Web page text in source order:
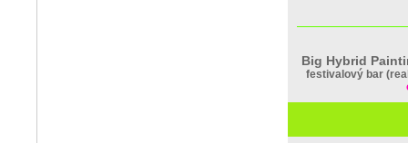
Big Hybrid
festivalový bar